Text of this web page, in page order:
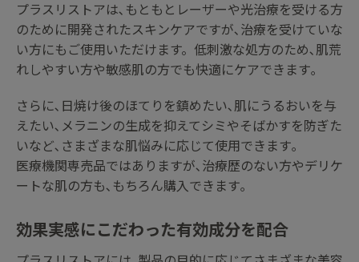
プラスリストアは､もともとレーザーや光治療を受ける方
のために開発されたスキンケアですが､治療を受けていな
い方にもご使用いただけます。低刺激な処方のため､肌荒
れしやすい方や敏感肌の方でも快適にケアできます｡
さらに､日焼け後のほてりを鎮めたい､肌にうるおいを与
えたい､メラニンの生成を抑えてシミやそばかすを防ぎた
いなど､さまざまな肌悩みに応じて使用できます｡
医療機関専売品ではありますが､治療歴のない方やデリケ
ートな肌の方も､もちろん購入できます｡
効果実感にこだわった有効成分を配合